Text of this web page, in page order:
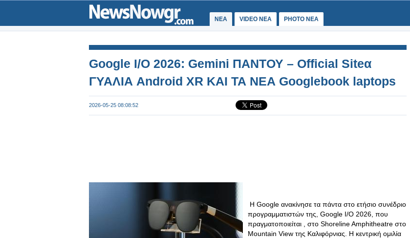
ΝΕΑ VIDEO NEA PHOTO NEA
Google I/O 2026: Gemini ΠΑΝΤΟΥ – Official Siteα
ΓΥΑΛΙΑ Android XR ΚΑΙ ΤΑ ΝΕΑ Googlebook laptops
2026-05-25 08:08:52
Η Google ανακίνησε τα πάντα στο ετήσιο συνέδριο
προγραμματιστών της, Google I/O 2026, που
πραγματοποιείται , στο Shoreline Amphitheatre στο
Mountain View της Καλιφόρνιας. Η κεντρική ομιλία